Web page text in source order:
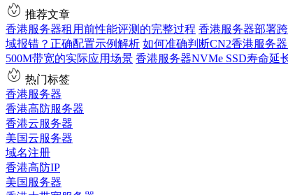
推荐文章
香港服务器租用前性能评测的完整过程 香港服务器部署
域报错？正确配置示例解析 如何准确判断CN2香港服务
500M带宽的实际应用场景 香港服务器NVMe SSD寿命延
热门标签
香港服务器
香港高防服务器
香港云服务器
美国云服务器
域名注册
香港高防IP
美国服务器